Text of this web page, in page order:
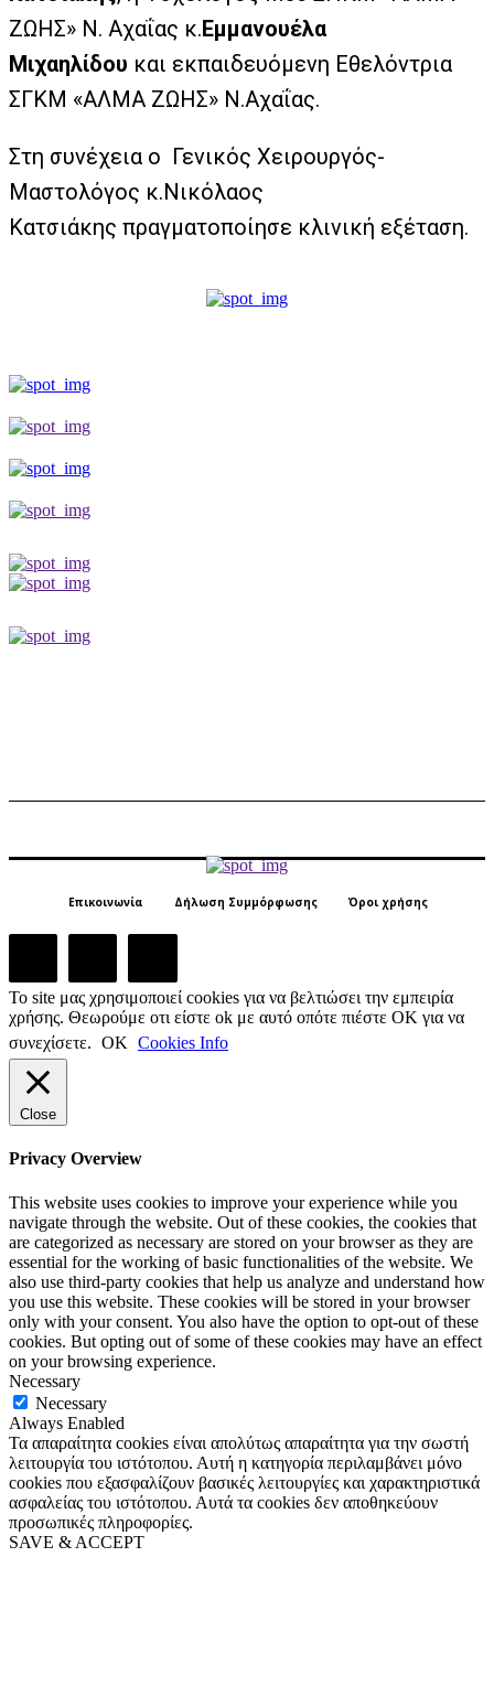
ΖΩΗΣ» Ν. Αχαΐας κ.Εμμανουέλα
Μιχαηλίδου και εκπαιδευόμενη Εθελόντρια
ΣΓΚΜ «ΑΛΜΑ ΖΩΗΣ» Ν.Αχαΐας.
Στη συνέχεια ο Γενικός Χειρουργός-
Μαστολόγος κ.Νικόλαος
Κατσιάκης πραγματοποίησε κλινική εξέταση.
Επικοινωνία Δήλωση Συμμόρφωσης Όροι χρήσης
Το site μας χρησιμοποιεί cookies για να βελτιώσει την εμπειρία
χρήσης. Θεωρούμε οτι είστε ok με αυτό οπότε πιέστε ΟΚ για να
συνεχίσετε. ΟΚ Cookies Info
Close
Privacy Overview
This website uses cookies to improve your experience while you
navigate through the website. Out of these cookies, the cookies that
are categorized as necessary are stored on your browser as they are
essential for the working of basic functionalities of the website. We
also use third-party cookies that help us analyze and understand how
you use this website. These cookies will be stored in your browser
only with your consent. You also have the option to opt-out of these
cookies. But opting out of some of these cookies may have an effect
on your browsing experience.
Necessary
Necessary
Always Enabled
Τα απαραίτητα cookies είναι απολύτως απαραίτητα για την σωστή
λειτουργία του ιστότοπου. Αυτή η κατηγορία περιλαμβάνει μόνο
cookies που εξασφαλίζουν βασικές λειτουργίες και χαρακτηριστικά
ασφαλείας του ιστότοπου. Αυτά τα cookies δεν αποθηκεύουν
προσωπικές πληροφορίες.
SAVE & ACCEPT